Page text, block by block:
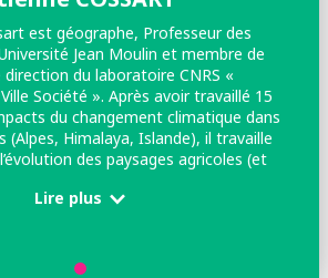
est géographe, Professeur des
Jean Moulin et membre de
direction du laboratoire CNRS «
Société ». Après avoir travaillé 15
du changement climatique dans
(Alpes, Himalaya, Islande), il travaille
des paysages agricoles (et
Ses travaux sur l’érosion des sols
scientifique internationale.
Lire plus